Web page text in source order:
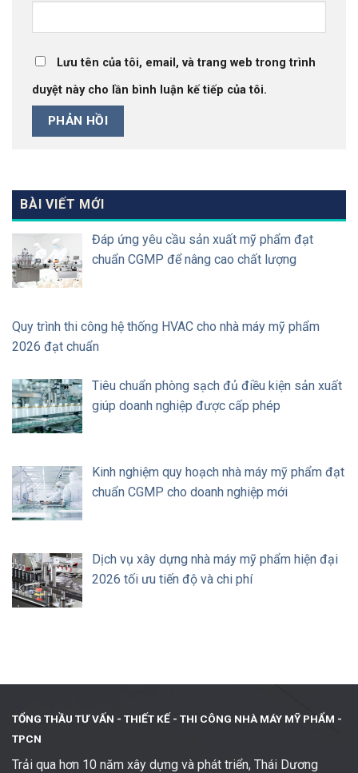
Lưu tên của tôi, email, và trang web trong trình
duyệt này cho lần bình luận kế tiếp của tôi.
BÀI VIẾT MỚI
Đáp ứng yêu cầu sản xuất mỹ phẩm đạt
chuẩn CGMP để nâng cao chất lượng
Quy trình thi công hệ thống HVAC cho nhà máy mỹ phẩm
2026 đạt chuẩn
Tiêu chuẩn phòng sạch đủ điều kiện sản xuất
giúp doanh nghiệp được cấp phép
Kinh nghiệm quy hoạch nhà máy mỹ phẩm đạt
chuẩn CGMP cho doanh nghiệp mới
Dịch vụ xây dựng nhà máy mỹ phẩm hiện đại
2026 tối ưu tiến độ và chi phí
TỔNG THẦU TƯ VẤN - THIẾT KẾ - THI CÔNG NHÀ MÁY MỸ PHẨM -
TPCN
Trải qua hơn 10 năm xây dựng và phát triển, Thái Dương